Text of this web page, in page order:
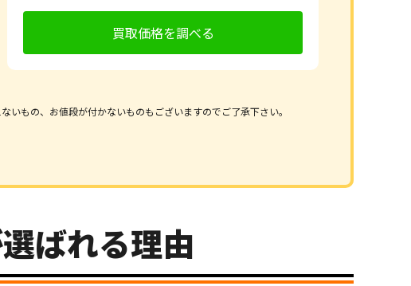
買取価格を調べる
もの、お値段が付かないものもございますのでご了承下さい。
ばれる理由